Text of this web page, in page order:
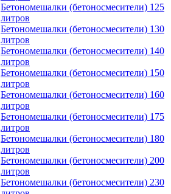
Бетономешалки (бетоносмесители) 125
литров
Бетономешалки (бетоносмесители) 130
литров
Бетономешалки (бетоносмесители) 140
литров
Бетономешалки (бетоносмесители) 150
литров
Бетономешалки (бетоносмесители) 160
литров
Бетономешалки (бетоносмесители) 175
литров
Бетономешалки (бетоносмесители) 180
литров
Бетономешалки (бетоносмесители) 200
литров
Бетономешалки (бетоносмесители) 230